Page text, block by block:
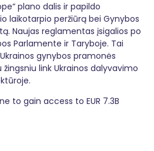
plano dalis ir papildo
laikotarpio peržiūrą bei Gynybos
Naujas reglamentas įsigalios po
Parlamente ir Taryboje. Tai
gynybos pramonės
link Ukrainos dalyvavimo
to gain access to EUR 7.3B